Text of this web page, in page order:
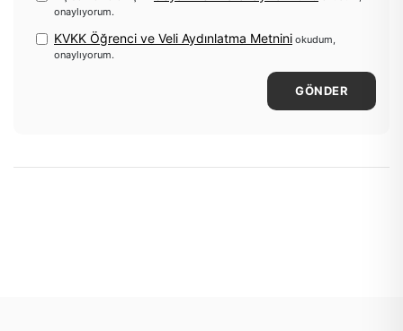
onaylıyorum.
KVKK Öğrenci ve Veli Aydınlatma Metnini okudum,
onaylıyorum.
GÖNDER